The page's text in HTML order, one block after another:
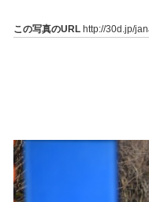
この写真のURL http://30d.jp/